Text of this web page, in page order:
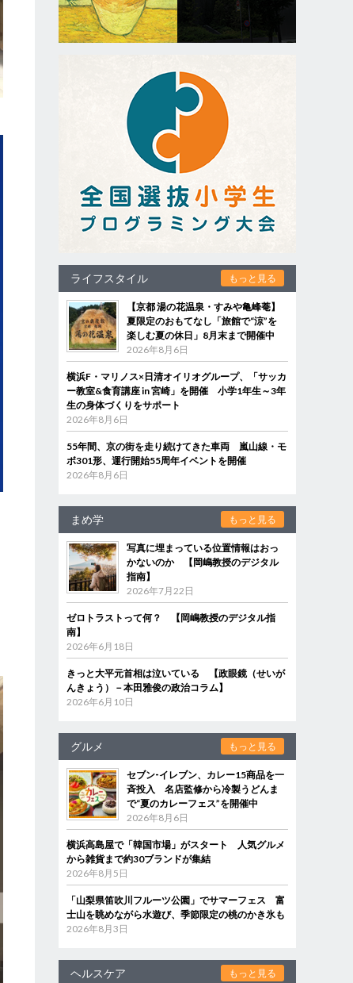
ライフスタイル もっと見る
【京都 湯の花温泉・すみや亀峰菴】
夏限定のおもてなし「旅館で“涼”を
楽しむ夏の休日」8月末まで開催中
2026年8月6日
横浜F・マリノス×日清オイリオグループ、「サッカ
ー教室&食育講座 in 宮崎」を開催 小学1年生～3年
生の身体づくりをサポート
2026年8月6日
55年間、京の街を走り続けてきた車両 嵐山線・モ
ボ301形、運行開始55周年イベントを開催
2026年8月6日
まめ学 もっと見る
写真に埋まっている位置情報はおっ
かないのか 【岡嶋教授のデジタル
指南】
2026年7月22日
ゼロトラストって何？ 【岡嶋教授のデジタル指
南】
2026年6月18日
きっと大平元首相は泣いている 【政眼鏡（せいが
んきょう）－本田雅俊の政治コラム】
2026年6月10日
グルメ もっと見る
セブン‐イレブン、カレー15商品を一
斉投入 名店監修から冷製うどんま
で“夏のカレーフェス”を開催中
2026年8月6日
横浜高島屋で「韓国市場」がスタート 人気グルメ
から雑貨まで約30ブランドが集結
2026年8月5日
「山梨県笛吹川フルーツ公園」でサマーフェス 富
士山を眺めながら水遊び、季節限定の桃のかき氷も
2026年8月3日
ヘルスケア もっと見る